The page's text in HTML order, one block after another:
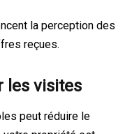
la perception des
reçues.
les visites
peut réduire le